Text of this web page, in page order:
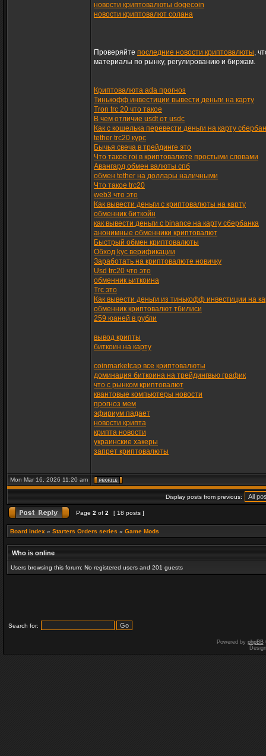
новости криптовалюты dogecoin
новости криптовалют солана
Проверяйте последние новости криптовалюты,
материалы по рынку, регулированию и биржам.
Криптовалюта ada прогноз
Тинькофф инвестиции вывести деньги на карту
Tron trc 20 что такое
В чем отличие usdt от usdc
Как с кошелька перевести деньги на карту
tether trc20 курс
Бычья свеча в трейдинге это
Что такое roi в криптовалюте простыми словами
Авангард обмен валюты спб
обмен tether на доллары наличными
Что такое trc20
web3 что это
Как вывести деньги с криптовалюты на карту
обменник биткойн
как вывести деньги с binance на карту сбербанка
анонимные обменники криптовалют
Быстрый обмен криптовалюты
Обход kyc верификации
Заработать на криптовалюте новичку
Usd trc20 что это
обменник ьиткоина
Trc это
Как вывести деньги из тинькофф инвестиции на
обменник криптовалют тбилиси
259 юаней в рубли
вывод крипты
биткоин на карту
coinmarketcap все криптовалюты
доминация биткоина на трейдингвью график
что с рынком криптовалют
квантовые компьютеры новости
прогноз мем
эфириум падает
новости крипта
крипта новости
украинские хакеры
запрет криптовалюты
Mon Mar 16, 2026 11:20 am
Display posts from previous:
Page 2 of 2 [ 18 posts ]
Board index » Starters Orders series » Game Mods
Who is online
Users browsing this forum: No registered users and 201 guests
Search for:
Powered by phpBB